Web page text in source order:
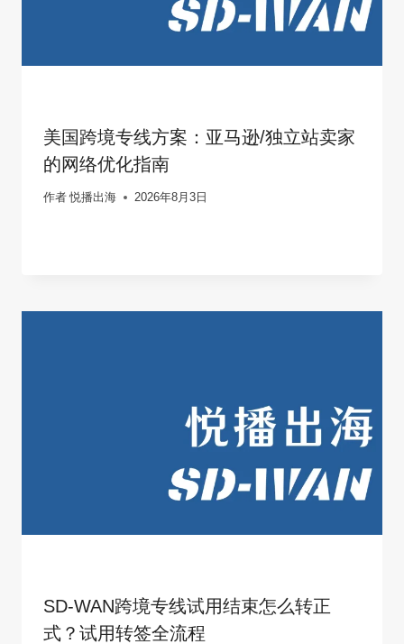
美国跨境专线方案：亚马逊/独立站卖家
的网络优化指南
作者 悦播出海 2026年8月3日
SD-WAN跨境专线试用结束怎么转正
式？试用转签全流程